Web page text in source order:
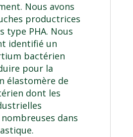
Nous avons
productrices
type PHA. Nous
identifié un
bactérien
pour la
élastomère de
dont les
dans